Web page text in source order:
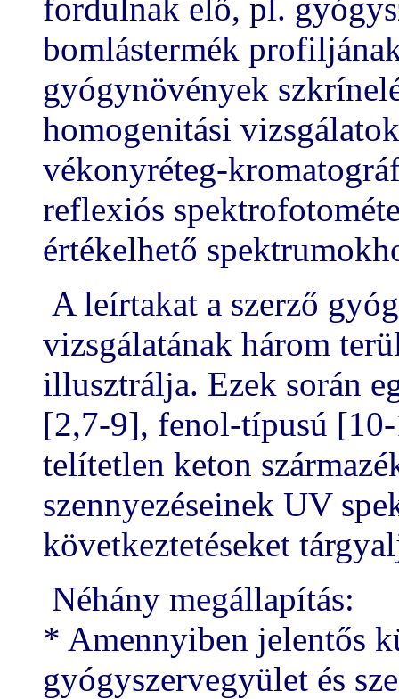
fordulnak elő, pl.
bomlástermék
gyógynövények
homogenitási
vékonyréteg-
reflexiós
értékelhető
A leírtakat a szerző
vizsgálatának három
illusztrálja. Ezek során
[2,7-9], fenol-típusú
telítetlen keton
szennyezéseinek UV
következtetéseket
Néhány megállapítás:
* Amennyiben jelentős
gyógyszervegyület és